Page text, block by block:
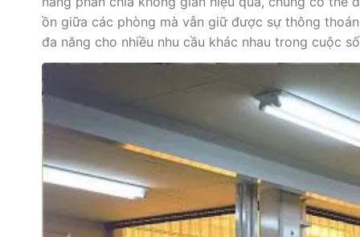
ồn giữa các phòng mà vẫn giữ được sự thông
đa năng cho nhiều nhu cầu khác nhau trong cuộc